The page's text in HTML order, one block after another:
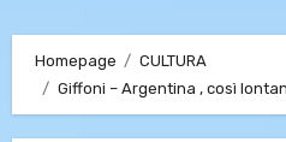
Homepage
CULTURA
Giffoni – Argentina , così